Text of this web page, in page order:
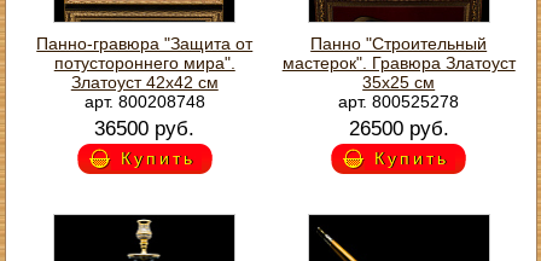
Панно-гравюра "Защита от
потустороннего мира".
Златоуст 42х42 см
арт. 800208748
36500 руб.
Купить
Панно "Строительный
мастерок". Гравюра Златоуст
35х25 см
арт. 800525278
26500 руб.
Купить